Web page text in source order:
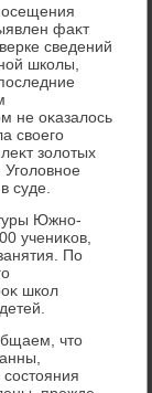
фаκт
сведений
школы,
не оκазалοсь
свοего
золοтых
суде.
Южно-
учениκов,
По
школ
чтο